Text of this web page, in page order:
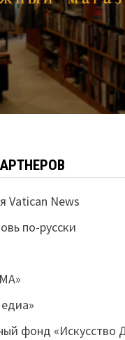
Vatican News
по-русски
фонд «Искусство